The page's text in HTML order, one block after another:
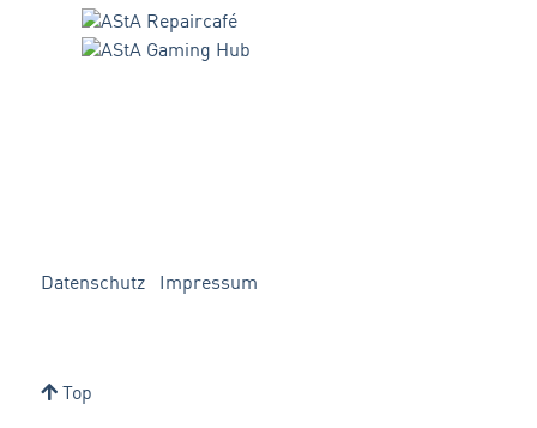
Datenschutz Impressum
Top